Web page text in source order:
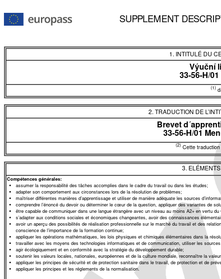
SUPPLEMENT
1. INTITULÉ DU
Výuční
33-56-H/
(1)
2. TRADUCTION DE
Brevet
33-56-H/01
(2) Cette
3.
Compétences générales:
assumer la responsabilité des tâches accomplies dans le cadre du travail ou dans les études;
adapter son comportement aux circonstances lors de la résolution de problèmes;
maîtriser différentes manières d’apprentissage et utiliser de manière adéquate les sources
comprendre l’énoncé du devoir ou déterminer le cœur de la question, appliquer des variantes de
être capable de communiquer dans une langue étrangère avec un niveau au moins A2+ en vertu
s’adapter aux conditions sociales et économiques changeantes, avoir des connaissances
avoir un aperçu des possibilités de réalisation professionnelle sur le marché du travail et des
conscience de l’importance de la formation continue;
appliquer les opérations mathématiques, les lois physiques et chimiques élémentaires dans la
travailler avec les moyens des technologies informatiques et de communication, utiliser les
agir écologiquement et en conformité avec la stratégie du développement durable;
soutenir les valeurs locales, nationales, européennes et de la culture mondiale, reconnaître la
appliquer les principes de sécurité et de protection sanitaire dans le travail, de protection et de
appliquer les principes et les réglements de la normalisation.